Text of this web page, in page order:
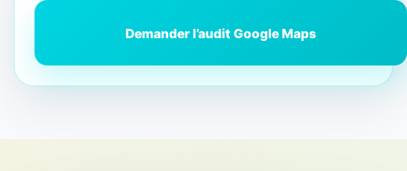
Demander l’audit Google Maps